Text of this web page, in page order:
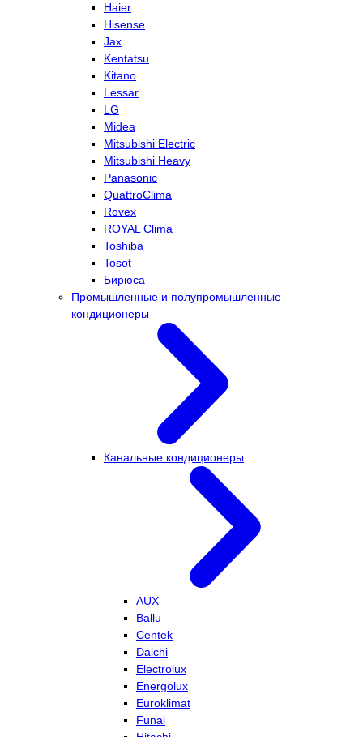
Haier
Hisense
Jax
Kentatsu
Kitano
Lessar
LG
Midea
Mitsubishi Electric
Mitsubishi Heavy
Panasonic
QuattroClima
Rovex
ROYAL Clima
Toshiba
Tosot
Бирюса
Промышленные и полупромышленные
кондиционеры
Канальные кондиционеры
AUX
Ballu
Centek
Daichi
Electrolux
Energolux
Euroklimat
Funai